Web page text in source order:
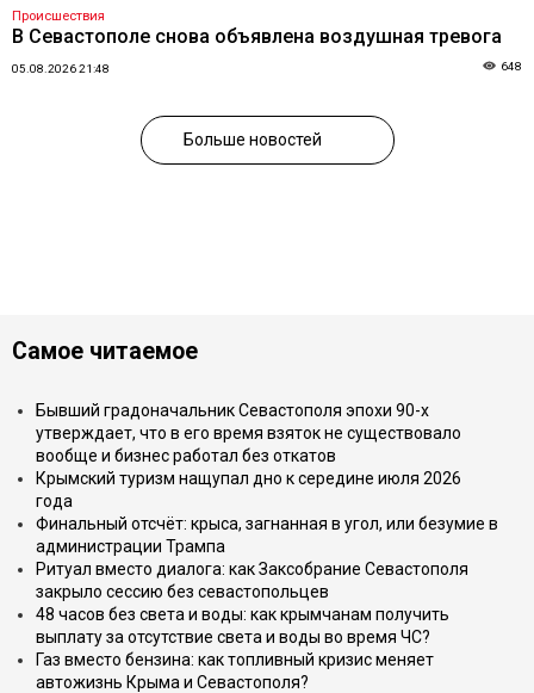
Происшествия
В Севастополе снова объявлена воздушная тревога
05.08.2026 21:48 648
Больше новостей
Самое читаемое
Бывший градоначальник Севастополя эпохи 90-х
утверждает, что в его время взяток не существовало
вообще и бизнес работал без откатов
Крымский туризм нащупал дно к середине июля 2026
года
Финальный отсчёт: крыса, загнанная в угол, или безумие в
администрации Трампа
Ритуал вместо диалога: как Заксобрание Севастополя
закрыло сессию без севастопольцев
48 часов без света и воды: как крымчанам получить
выплату за отсутствие света и воды во время ЧС?
Газ вместо бензина: как топливный кризис меняет
автожизнь Крыма и Севастополя?